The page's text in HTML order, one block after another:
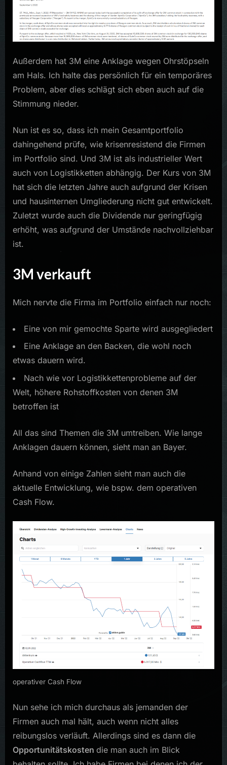
Außerdem hat 3M eine Anklage wegen Ohrstöpseln
am Hals. Ich halte das persönlich für ein temporäres
Problem, aber dies schlägt sich eben auch auf die
Stimmung nieder.
Nun ist es so, dass ich mein Gesamtportfolio
dahingehend prüfe, wie krisenresistend die Firmen
im Portfolio sind. Und 3M ist als industrieller Wert
auch von Logistikketten abhängig. Der Kurs von 3M
hat sich die letzten Jahre auch aufgrund der Krisen
und hausinternen Umgliederung nicht gut entwickelt.
Zuletzt wurde auch die Dividende nur geringfügig
erhöht, was aufgrund der Umstände nachvollziehbar
ist.
3M verkauft
Mich nervte die Firma im Portfolio einfach nur noch:
Eine von mir gemochte Sparte wird ausgegliedert
Eine Anklage an den Backen, die wohl noch
etwas dauern wird.
Nach wie vor Logistikkettenprobleme auf der
Welt, höhere Rohstoffkosten von denen 3M
betroffen ist
All das sind Themen die 3M umtreiben. Wie lange
Anklagen dauern können, sieht man an Bayer.
Anhand von einige Zahlen sieht man auch die
aktuelle Entwicklung, wie bspw. dem operativen
Cash Flow.
operativer Cash Flow
Nun sehe ich mich durchaus als jemanden der
Firmen auch mal hält, auch wenn nicht alles
reibungslos verläuft. Allerdings sind es dann die
Opportunitätskosten die man auch im Blick